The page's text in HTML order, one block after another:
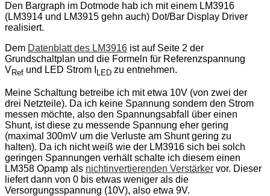
Den Bargraph im Dotmode hab ich mit einem LM3916
(LM3914 und LM3915 gehn auch) Dot/Bar Display Driver
realisiert.
Dem Datenblatt des LM3916 ist auf Seite 2 der
Grundschaltplan und die Formeln für Referenzspannung
V Ref und LED Strom I LED zu entnehmen.
Meine Schaltung betreibe ich mit etwa 10V (von zwei der
drei Netzteile). Da ich keine Spannung sondern den Strom
messen möchte, also den Spannungsabfall über einen
Shunt, ist diese zu messende Spannung eher gering
(maximal 300mV um die Verluste am Shunt gering zu
halten). Da ich nicht weiß wie der LM3916 sich bei solch
geringen Spannungen verhält schalte ich diesem einen
LM358 Opamp als nichtinvertierenden Verstärker vor. Dieser
liefert dann von 0 bis etwas weniger als die
Versorgungsspannung (10V), also etwa 9V.